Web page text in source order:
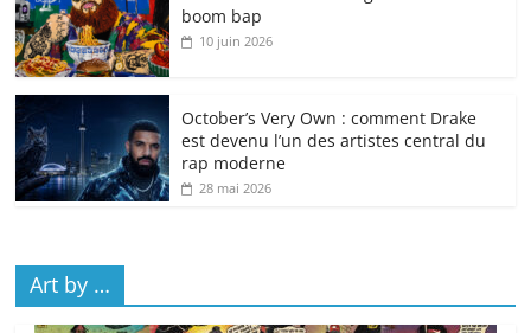
boom bap
10 juin 2026
October’s Very Own : comment Drake
est devenu l’un des artistes central du
rap moderne
28 mai 2026
Art by …